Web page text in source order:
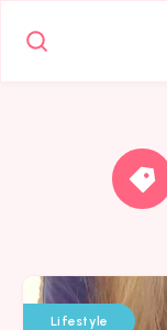
Lifestyle